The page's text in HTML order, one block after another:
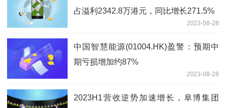
占溢利2342.8万港元，同比增长271.5%
2023-08-28
中国智慧能源(01004.HK)盈警：预期中
期亏损增加约87%
2023-08-28
2023H1营收逆势加速增长，阜博集团